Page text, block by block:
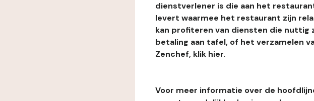
dienstverlener is die aan het
levert waarmee het restaurant zijn
kan profiteren van diensten die nuttig
betaling aan tafel, of het verzamelen
Zenchef, klik hier.
Voor meer informatie over de